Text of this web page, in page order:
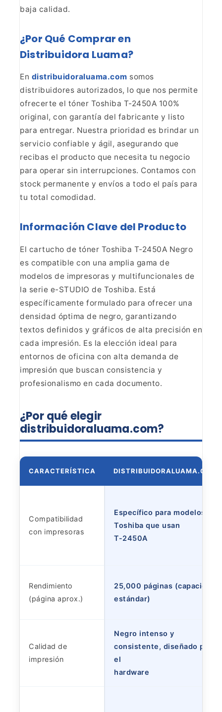
baja calidad.
¿Por Qué Comprar en
Distribuidora Luama?
En distribuidoraluama.com somos
distribuidores autorizados, lo que nos permite
ofrecerte el tóner Toshiba T-2450A 100%
original, con garantía del fabricante y listo
para entregar. Nuestra prioridad es brindar un
servicio confiable y ágil, asegurando que
recibas el producto que necesita tu negocio
para operar sin interrupciones. Contamos con
stock permanente y envíos a todo el país para
tu total comodidad.
Información Clave del Producto
El cartucho de tóner Toshiba T-2450A Negro
es compatible con una amplia gama de
modelos de impresoras y multifuncionales de
la serie e-STUDIO de Toshiba. Está
específicamente formulado para ofrecer una
densidad óptima de negro, garantizando
textos definidos y gráficos de alta precisión en
cada impresión. Es la elección ideal para
entornos de oficina con alta demanda de
impresión que buscan consistencia y
profesionalismo en cada documento.
¿Por qué elegir
distribuidoraluama.com?
CARACTERÍSTICA DISTRIBUIDORALUAMA.COM
Compatibilidad
con impresoras
Específico para modelos
Toshiba que usan
T-2450A
Rendimiento
(página aprox.)
25,000 páginas (capacidad
estándar)
Calidad de
impresión
Negro intenso y
consistente, diseñado para
el
hardware